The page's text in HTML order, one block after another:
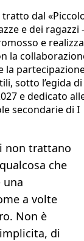
dal
e dei ragazzi
e
la
la
sotto l’egida di
e dedicato
secondarie di I
non trattano
che
una
a volte
Non è
di